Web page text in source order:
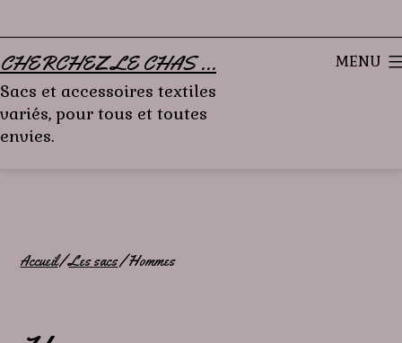
CHERCHEZ LE CHAS ...
Sacs et accessoires textiles
variés, pour tous et toutes
envies.
MENU
Accueil/Les sacs/ Hommes